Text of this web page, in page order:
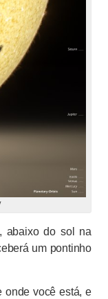
abaixo do sol na
um pontinho
você está, e